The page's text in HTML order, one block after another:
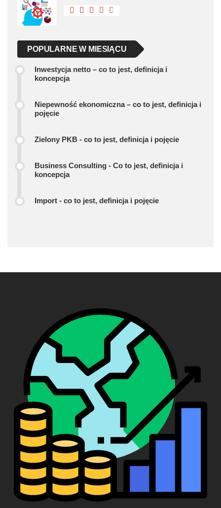
POPULARNE W MIESIĄCU
Inwestycja netto – co to jest, definicja i
koncepcja
Niepewność ekonomiczna – co to jest, definicja i
pojęcie
Zielony PKB - co to jest, definicja i pojęcie
Business Consulting - Co to jest, definicja i
koncepcja
Import - co to jest, definicja i pojęcie